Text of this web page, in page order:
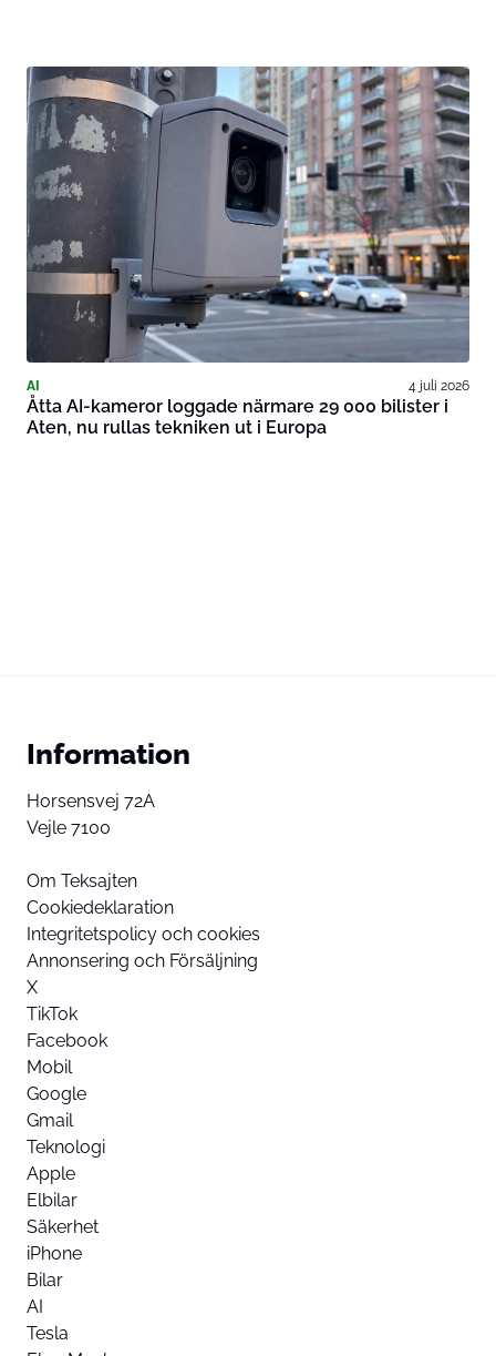
AI 4 juli 2026
Åtta AI-kameror loggade närmare 29 000 bilister i
Aten, nu rullas tekniken ut i Europa
Information
Horsensvej 72A
Vejle 7100
Om Teksajten
Cookiedeklaration
Integritetspolicy och cookies
Annonsering och Försäljning
X
TikTok
Facebook
Mobil
Google
Gmail
Teknologi
Apple
Elbilar
Säkerhet
iPhone
Bilar
AI
Tesla